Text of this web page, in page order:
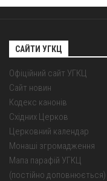
САЙТИ УГКЦ
Офіційний сайт УГКЦ
Сайт новин
Кодекс канонів
Східних Церков
Церковний календар
Монаші згромадження
Мапа парафій УГКЦ
(постійно доповнюється)